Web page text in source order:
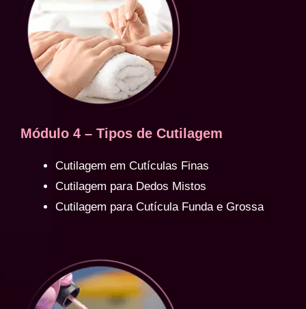
Módulo 4 – Tipos de Cutilagem
Cutilagem em Cutículas Finas
Cutilagem para Dedos Mistos
Cutilagem para Cutícula Funda e Grossa